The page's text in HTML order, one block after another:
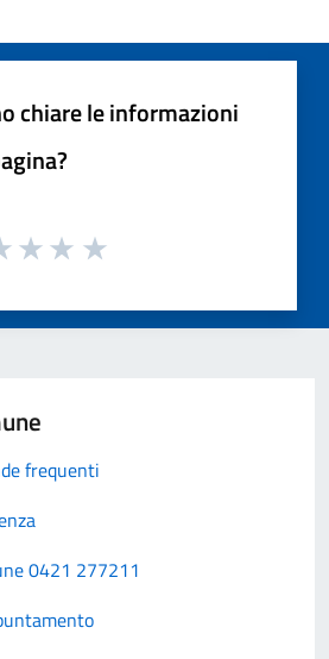
chiare le informazioni
frequenti
0421 277211